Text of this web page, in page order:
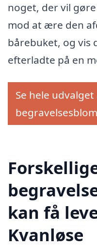
noget, der vil
mod at ære den
bårebuket, og vis
efterladte på en
Se hele udvalget
kan få
Kvanløse